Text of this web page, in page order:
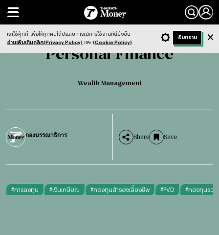
Search
Personal Finance Wealth Management
Personal Finance
Wealth Management
กองบรรณาธิการ Share Save
#การลงทุน #เงินเกษียณ #กองทุนสำรองเลี้ยงชีพ #PVD #กองทุนรวม
- ก + ก Dark ฟังข่าว
English version
เราใช้คุ้กกี้ เพื่อให้ทุกคนได้ประสบการณ์การใช้งานที่ดียิ่งขึ้น
อ่านเพิ่มเติมคลิก(Privacy Policy) และ (Cookie Policy)
รับทราบ